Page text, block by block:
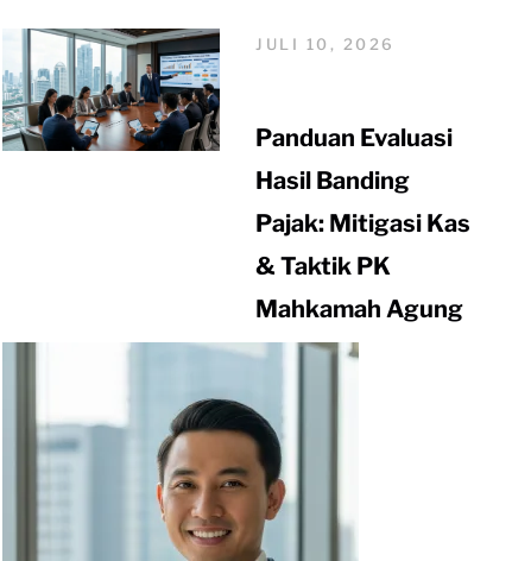
JULI 10, 2026
Panduan Evaluasi
Hasil Banding
Pajak: Mitigasi Kas
& Taktik PK
Mahkamah Agung